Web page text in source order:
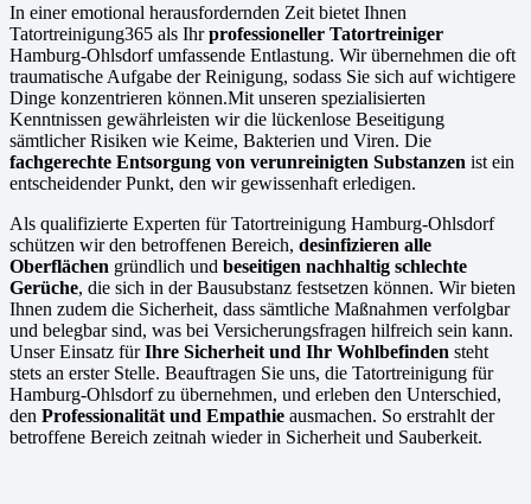
In einer emotional herausfordernden Zeit bietet Ihnen
Tatortreinigung365 als Ihrprofessioneller Tatortreiniger
Hamburg-Ohlsdorf umfassende Entlastung. Wir übernehmen die oft
traumatische Aufgabe der Reinigung, sodass Sie sich auf wichtigere
Dinge konzentrieren können.Mit unseren spezialisierten
Kenntnissen gewährleisten wir die lückenlose Beseitigung
sämtlicher Risiken wie Keime, Bakterien und Viren. Die
fachgerechte Entsorgung von verunreinigten Substanzen ist ein
entscheidender Punkt, den wir gewissenhaft erledigen.
Als qualifizierte Experten für Tatortreinigung Hamburg-Ohlsdorf
schützen wir den betroffenen Bereich, desinfizieren alle
Oberflächen gründlich und beseitigen nachhaltig schlechte
Gerüche, die sich in der Bausubstanz festsetzen können. Wir bieten
Ihnen zudem die Sicherheit, dass sämtliche Maßnahmen verfolgbar
und belegbar sind, was bei Versicherungsfragen hilfreich sein kann.
Unser Einsatz fürIhre Sicherheit und Ihr Wohlbefinden steht
stets an erster Stelle. Beauftragen Sie uns, die Tatortreinigung für
Hamburg-Ohlsdorf zu übernehmen, und erleben den Unterschied,
den Professionalität und Empathie ausmachen. So erstrahlt der
betroffene Bereich zeitnah wieder in Sicherheit und Sauberkeit.